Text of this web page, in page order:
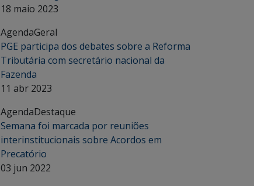
18 maio 2023
AgendaGeral
PGE participa dos debates sobre a Reforma
Tributária com secretário nacional da
Fazenda
11 abr 2023
AgendaDestaque
Semana foi marcada por reuniões
interinstitucionais sobre Acordos em
Precatório
03 jun 2022